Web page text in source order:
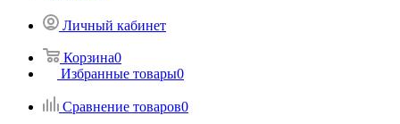
Личный кабинет
Корзина0
Избранные товары0
Сравнение товаров0